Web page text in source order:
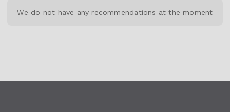
We do not have any recommendations at the moment